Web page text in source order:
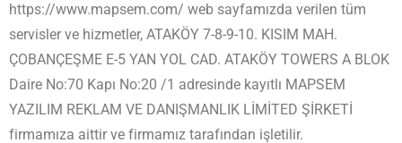
https://www.mapsem.com/ web sayfamızda verilen tüm
servisler ve hizmetler, ATAKÖY 7-8-9-10. KISIM MAH.
ÇOBANÇEŞME E-5 YAN YOL CAD. ATAKÖY TOWERS A BLOK
Daire No:70 Kapı No:20 /1 adresinde kayıtlı MAPSEM
YAZILIM REKLAM VE DANIŞMANLIK LİMİTED ŞİRKETİ
firmamıza aittir ve firmamız tarafından işletilir.